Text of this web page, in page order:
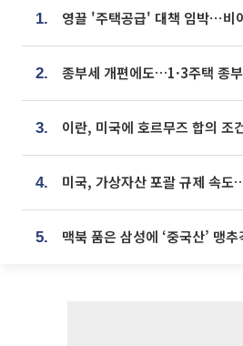
1.
2.
3.
4.
5.